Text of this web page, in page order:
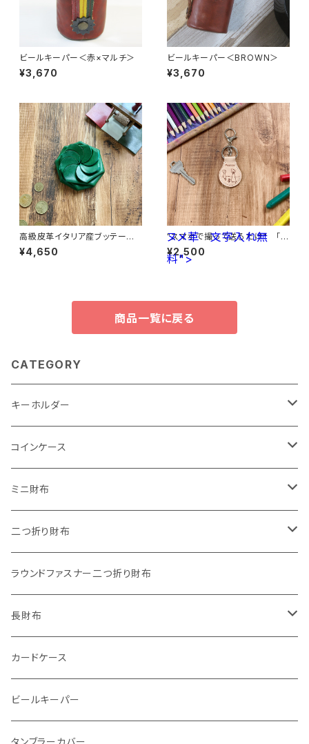
ビールキーパー＜赤×マルチ＞
¥3,670
ビールキーパー＜BROWN＞
¥3,670
高級皮革イタリア産ブッテーロ
レザー ワンタッチコインケース
＜Green＞ ☆ギフト包装＆ネー
¥4,650
ヌメ革 文字入れ無
料">
"スマホで撮って送るだけ" 「子
供の絵」から作る世界で一つの
キーホルダー <丸型> ヌメ
¥2,500
商品一覧に戻る
CATEGORY
キーホルダー
"子供の絵"キーホルダー
"餞別"キーホルダー
"うちの子"ペットキーホルダー
コインケース
ワンタッチコインケース ブライドルレザー
ワンタッチコインケース ブッテーロ
ワンタッチコインケース 国産革
ファスナーコインケース
ミニ財布
"Jack"マイクロウォレット(三つ折り式)
"Ripper"マイクロウォレット(三つ折り式)
二つ折り財布
"Basic"アートウォレット
番外編Basicアートウォレット (インポート革版)
スキニーウォレット
ストーンウォレット
メタルウォレット
インビジブルウォレット
ラウンドファスナー二つ折り財布
長財布
折り財布
L字ファスナー
柔らか革財布
カードケース
ビールキーパー
タンブラーカバー